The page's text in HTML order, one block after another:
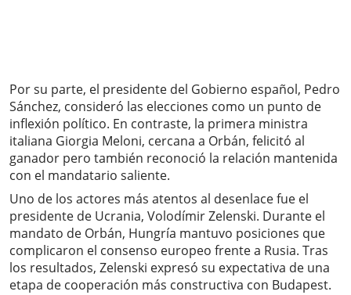
Por su parte, el presidente del Gobierno español, Pedro
Sánchez, consideró las elecciones como un punto de
inflexión político. En contraste, la primera ministra
italiana Giorgia Meloni, cercana a Orbán, felicitó al
ganador pero también reconoció la relación mantenida
con el mandatario saliente.
Uno de los actores más atentos al desenlace fue el
presidente de Ucrania, Volodímir Zelenski. Durante el
mandato de Orbán, Hungría mantuvo posiciones que
complicaron el consenso europeo frente a Rusia. Tras
los resultados, Zelenski expresó su expectativa de una
etapa de cooperación más constructiva con Budapest.